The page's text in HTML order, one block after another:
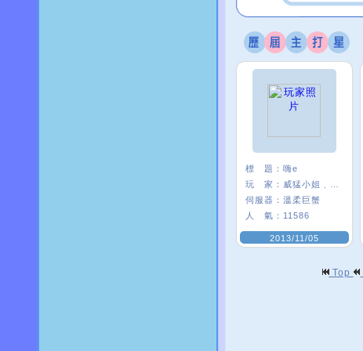
標 題： 嗨e
玩 家：
伺服器： 溫柔巨蟹
人 氣： 11586
2013/11/05
Top